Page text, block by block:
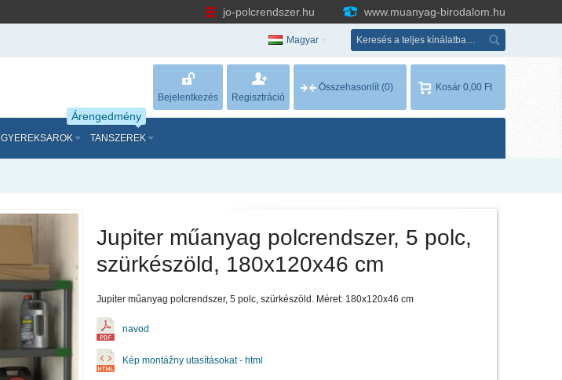
jo-polcrendszer.hu www.muanyag-birodalom.hu
Magyar
Kosár 0,00 Ft
Összehasonlít (0)
Bejelentkezés
Regisztráció
GYEREKSAROK TANSZEREK
Árengedmény
Jupiter műanyag polcrendszer, 5 polc,
szürkészöld, 180x120x46 cm
Jupiter műanyag polcrendszer, 5 polc, szürkészöld. Méret: 180x120x46 cm
navod
Kép montážny utasításokat - html